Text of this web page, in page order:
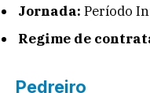
Jornada: Período
Regime de
Pedreiro